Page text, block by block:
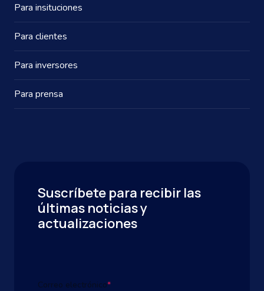
Para insituciones
Para clientes
Para inversores
Para prensa
Suscríbete para recibir las
últimas noticias y
actualizaciones
Correo electrónico*